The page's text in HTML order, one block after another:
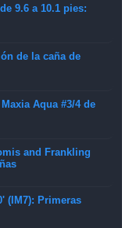
9.6 a 10.1 pies:
de la caña de
Aqua #3/4 de
and Frankling
(IM7): Primeras